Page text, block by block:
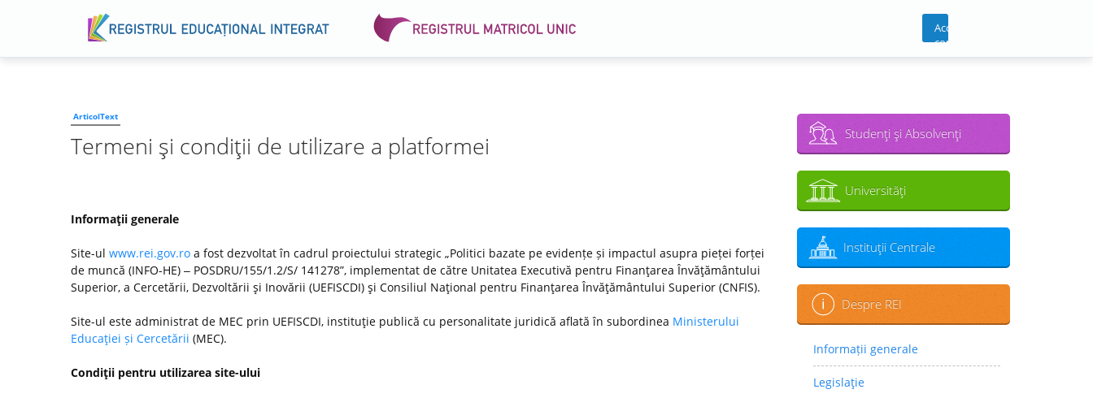
Acces
cont
ArticolText
Termeni şi condiţii de utilizare a platformei
Informaţii generale
Site-ul www.rei.gov.ro a fost dezvoltat în cadrul proiectului strategic „Politici bazate pe evidențe și impactul asupra pieței forței
de muncă (INFO-HE) ‒ POSDRU/155/1.2/S/ 141278”, implementat de către Unitatea Executivă pentru Finanţarea Învăţământului
Superior, a Cercetării, Dezvoltării şi Inovării (UEFISCDI) şi Consiliul Naţional pentru Finanţarea Învăţământului Superior (CNFIS).
Site-ul este administrat de MEC prin UEFISCDI, instituţie publică cu personalitate juridică aflată în subordinea Ministerului
Educaţiei și Cercetării (MEC).
Condiţii pentru utilizarea site-ului
Studenţi şi Absolvenţi
Universităţi
Instituţii Centrale
Despre REI
Informații generale
Legislaţie